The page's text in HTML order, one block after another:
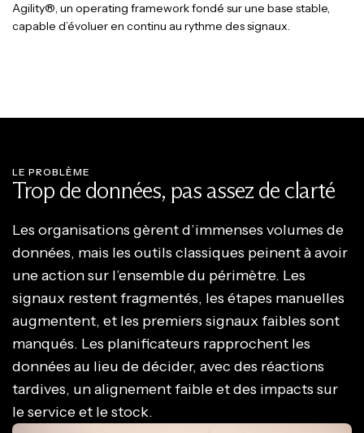
Agility®, un operating framework fondé sur une base stable,
capable d’évoluer en continu au rythme des signaux.
LE PROBLÈME
Trop de données, pas assez de clarté
Les organisations gèrent d’immenses volumes de
données, mais les outils classiques peinent à avoir
une action sur l’ensemble du périmètre. Les
signaux restent fragmentés, les étapes manuelles
augmentent, et les premiers signaux faibles sont
manqués. Les planificateurs rapprochent les
données au lieu de décider, avec des réactions
tardives, un alignement faible et des impacts sur
le service et le stock.